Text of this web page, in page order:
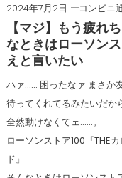
2024年7月2日
コンビニ
【マジ】もう疲れ
なときはローソン
えと言いたい
ハァ…… 困ったなァ まさか
待ってくれてるみたいだか
全然動けなくてェ……。
ローソンストア100『THE
ド』